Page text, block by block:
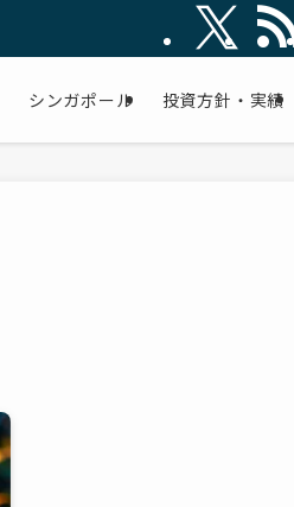
シンガポール 投資方針・実績